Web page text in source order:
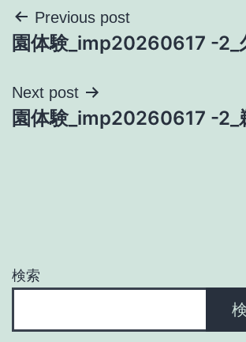
投
稿
ナ
ビ
ョ
Previous post
園体験_imp20260617 -2_
Next post
園体験_imp20260617 -2_
検索